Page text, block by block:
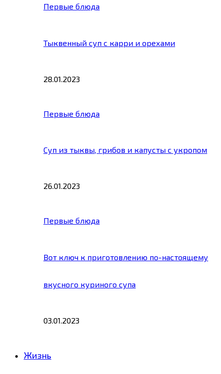
Первые блюда
Тыквенный суп с карри и орехами
28.01.2023
Первые блюда
Суп из тыквы, грибов и капусты с укропом
26.01.2023
Первые блюда
Вот ключ к приготовлению по-настоящему
вкусного куриного супа
03.01.2023
Жизнь